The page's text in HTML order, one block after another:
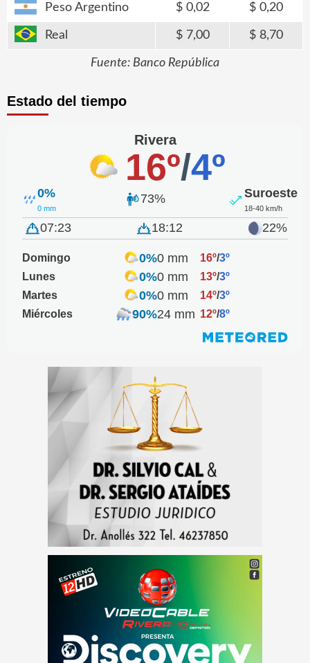
Peso Argentino 0,02 0,20
Real 7,00 8,70
Fuente: Banco República
Estado del tiempo
Rivera
16º/4º
0%
0 mm
73% Suroeste
18-40 km/h
07:23 18:12 22%
Domingo 0%0 mm 16º/3º
Lunes
0%0 mm 13º/3º
Martes
0%0 mm 14º/3º
Miércoles
90%24 mm 12º/8º